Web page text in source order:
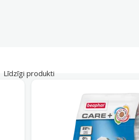
Līdzīgi produkti